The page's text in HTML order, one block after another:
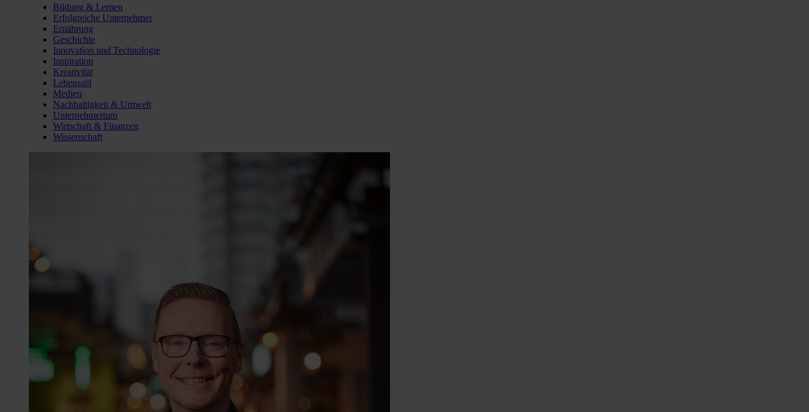
Bildung & Lernen
Erfolgreiche Unternehmer
Ernährung
Geschichte
Innovation und Technologie
Inspiration
Kreativität
Lebensstil
Medien
Nachhaltigkeit & Umwelt
Unternehmertum
Wirtschaft & Finanzen
Wissenschaft